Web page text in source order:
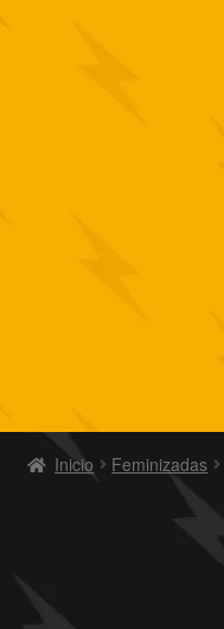
Inicio Feminizadas